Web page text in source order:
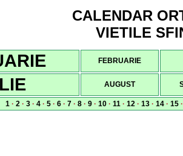
CALENDAR
VIETILE
FEBRUARIE
AUGUST
1 · 2 · 3 · 4 · 5 · 6 · 7 · 8 · 9 · 10 · 11 · 12 · 13 · 14 · 15